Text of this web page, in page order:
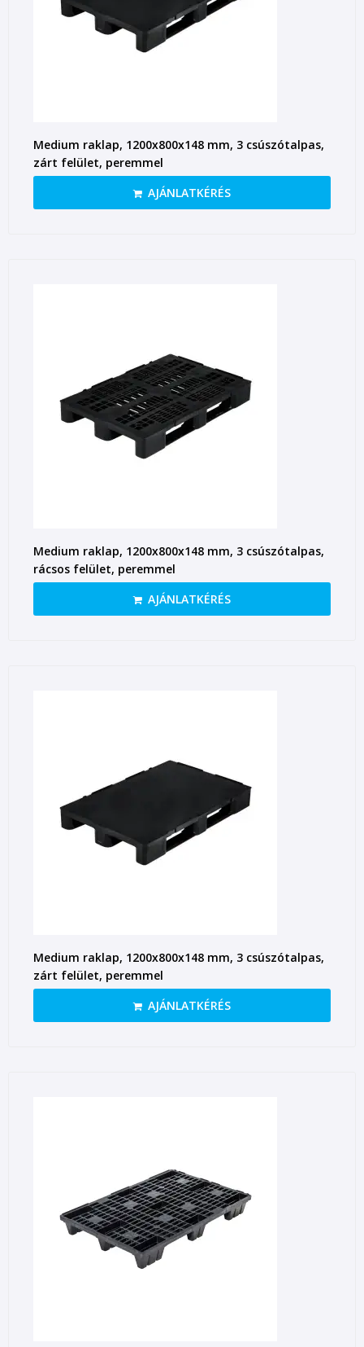
Medium raklap, 1200x800x148 mm, 3 csúszótalpas,
zárt felület, peremmel
AJÁNLATKÉRÉS
Medium raklap, 1200x800x148 mm, 3 csúszótalpas,
rácsos felület, peremmel
AJÁNLATKÉRÉS
Medium raklap, 1200x800x148 mm, 3 csúszótalpas,
zárt felület, peremmel
AJÁNLATKÉRÉS